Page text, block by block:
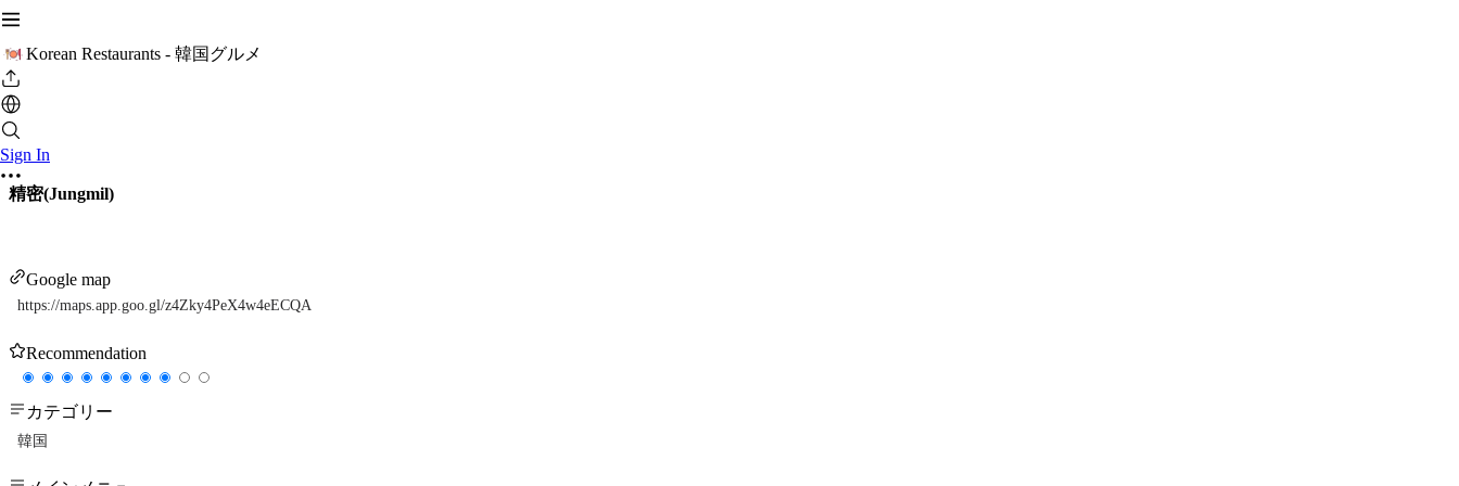
Korean Restaurants - 韓国グルメ
Sign In
精密(Jungmil)
Google map
https://maps.app.goo.gl/z4Zky4PeX4w4eECQA
Recommendation
カテゴリー
韓国